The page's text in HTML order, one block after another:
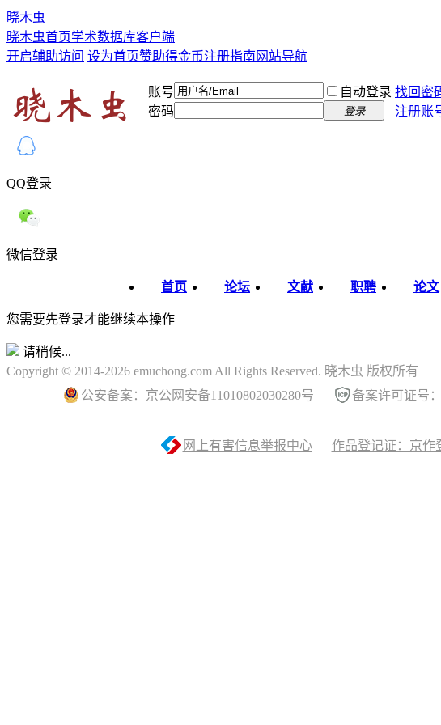
晓木虫
晓木虫首页学术数据库客户端
开启辅助访问 设为首页赞助得金币注册指南 网站导航
账号 自动登录 找回密
密码
登录 注册账
QQ登录
微信登录
首页 论坛 文献 职聘 论文
您需要先登录才能继续本操作
请稍候...
Copyright © 2014-2026 emuchong.com All Rights Reserved. 晓木虫 版权所有
公安备案：京公网安备11010802030280号
备案许可证号
网上有害信息举报中心 作品登记证：京作